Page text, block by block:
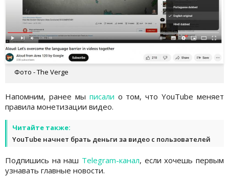
Фото - The Verge
Напомним, ранее мы писали о том, что YouTube меняет
правила монетизации видео.
Читайте также:
YouTube начнет брать деньги за видео с пользователей
Подпишись на наш Telegram-канал, если хочешь первым
узнавать главные новости.